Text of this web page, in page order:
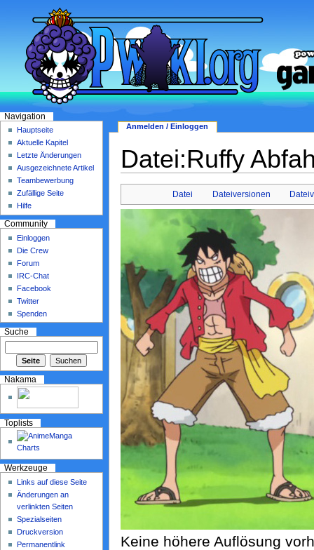
Datei:Ruffy
Datei Dateiversionen
Keine höhere Auflösung
Anmelden / Einloggen
Navigation
Hauptseite
Aktuelle Kapitel
Letzte Änderungen
Ausgezeichnete Artikel
Teambewerbung
Zufällige Seite
Hilfe
Community
Einloggen
Die Crew
Forum
IRC-Chat
Facebook
Twitter
Spenden
Suche
Nakama
Toplists
Werkzeuge
Links auf diese Seite
Änderungen an
verlinkten Seiten
Spezialseiten
Druckversion
Permanentlink